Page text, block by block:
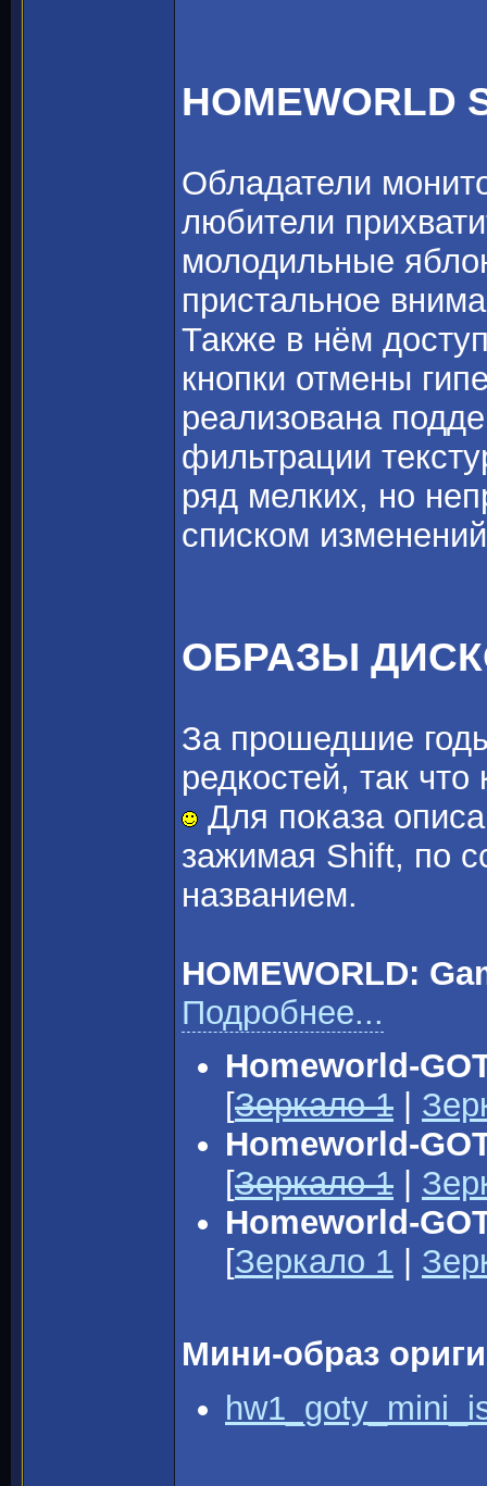
HOMEWORLD
Обладатели
любители
молодильные
пристальное
Также в нём
кнопки отмены
реализована
фильтрации
ряд мелких, но
списком
ОБРАЗЫ
За прошедшие
редкостей, так
Для показа
зажимая Shift, по
названием.
HOMEWORLD:
Подробнее...
Homeworld-
[Зеркало 1
Homeworld-
[Зеркало 1
Homeworld-
[Зеркало 1
Мини-образ